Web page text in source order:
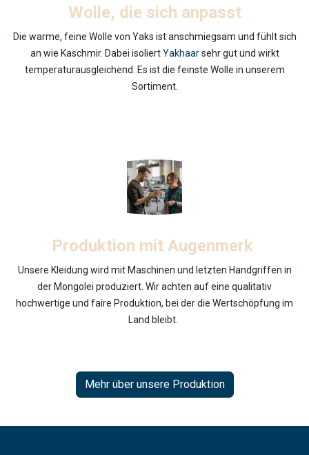
Wolle, die sich anpasst
Die warme, feine Wolle von Yaks ist anschmiegsam und fühlt sich
an wie Kaschmir. Dabei isoliertYakhaarsehr gut und wirkt
temperaturausgleichend. Es ist die feinste Wolle in unserem
Sortiment.
Produktion mit Augenmerk
Unsere Kleidung wird mit Maschinen und letzten Handgriffen in
der Mongolei produziert. Wir achten auf eine qualitativ
hochwertige und faire Produktion, bei der die Wertschöpfung im
Land bleibt.
Mehr über unsere Produktion